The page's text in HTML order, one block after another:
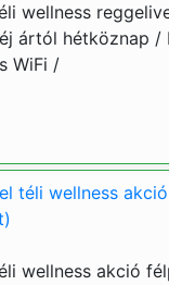
wellness
ártól hétköznap /
WiFi /
téli wellness akció
wellness akció